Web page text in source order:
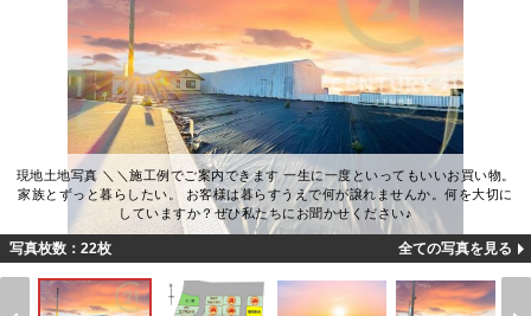
現地土地写真 ＼＼施工例でご案内できます 一生に一度といってもいいお買い物。
家族とずっと暮らしたい。 お客様は暮らすうえで何が譲れませんか。何を大切に
していますか？ぜひ私たちにお聞かせください♪
写真枚数：22枚 全ての写真を見る